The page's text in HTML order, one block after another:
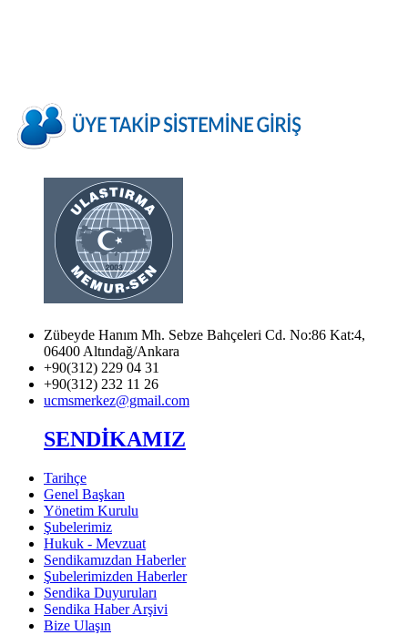
Zübeyde Hanım Mh. Sebze Bahçeleri Cd. No:86 Kat:4,
06400 Altındağ/Ankara
+90(312) 229 04 31
+90(312) 232 11 26
ucmsmerkez@gmail.com
SENDİKAMIZ
Tarihçe
Genel Başkan
Yönetim Kurulu
Şubelerimiz
Hukuk - Mevzuat
Sendikamızdan Haberler
Şubelerimizden Haberler
Sendika Duyuruları
Sendika Haber Arşivi
Bize Ulaşın